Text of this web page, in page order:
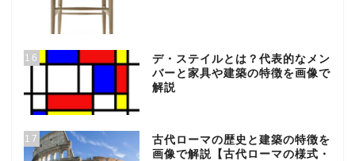
16
デ・ステイルとは？代表的なメン
バーと家具や建築の特徴を画像で
解説
17
古代ローマの歴史と建築の特徴を
画像で解説【古代ローマの様式・